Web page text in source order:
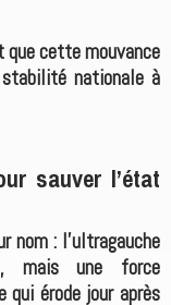
cette mouvance
nationale à
sauver l’état
nom : l’ultragauche
mais une force
qui érode jour après